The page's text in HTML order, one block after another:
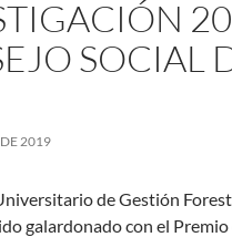
SOCIAL
2019
de Gestión
galardonado con el